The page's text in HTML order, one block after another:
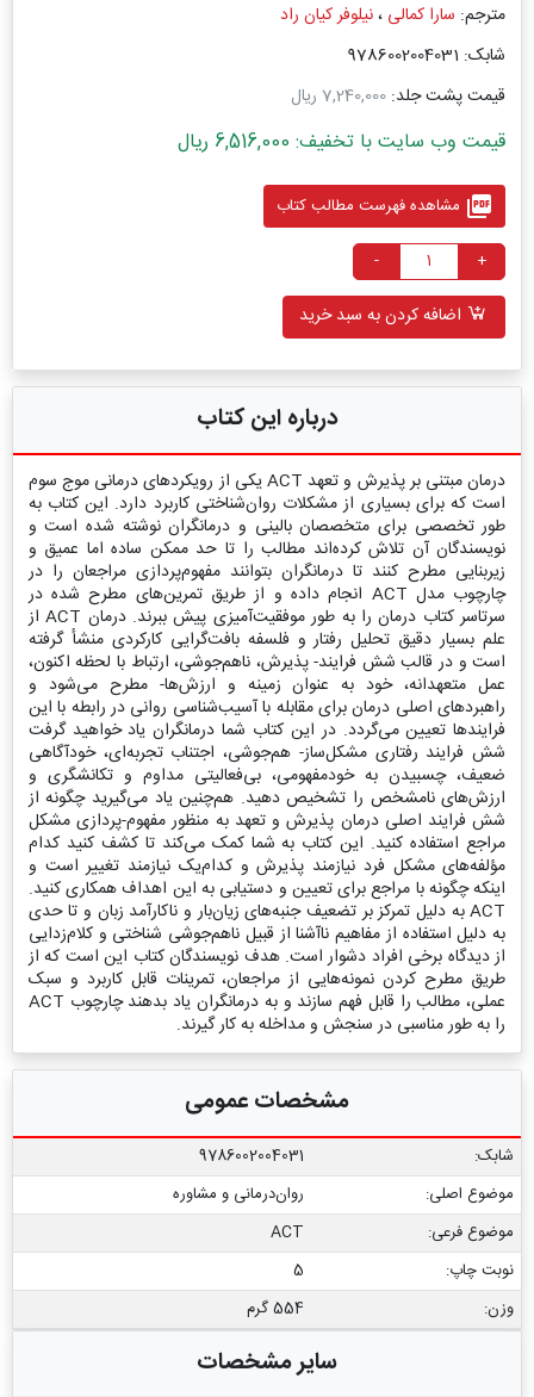
مترجم: سارا کمالی ،نیلوفر کیان راد
شابک: 9786002004031
قیمت پشت جلد: 7,240,000 ریال
قیمت وب سایت با تخفیف: 6,516,000 ریال
picture_as_pdf مشاهده فهرست مطالب کتاب
+
-
اضافه کردن به سبد خرید
درباره این کتاب
درمان مبتنی بر پذیرش و تعهد ACT یکی از رویکردهای درمانی موج سوم
است که برای بسیاری از مشکلات روان‌شناختی کاربرد دارد. این کتاب به
طور تخصصی برای متخصصان بالینی و درمانگران نوشته شده است و
نویسندگان آن تلاش کرده‌اند مطالب را تا حد ممکن ساده اما عمیق و
زیربنایی مطرح کنند تا درمانگران بتوانند مفهوم‌پردازی مراجعان را در
چارچوب مدل ACT انجام داده و از طریق تمرین‌های مطرح شده در
سرتاسر کتاب درمان را به طور موفقیت‌آمیزی پیش ببرند. درمان ACT از
علم بسیار دقیق تحلیل رفتار و فلسفه بافت‌گرایی کارکردی منشأ گرفته
است و در قالب شش فرایند- پذیرش، نا‌هم‌جوشی، ارتباط با لحظه اکنون،
عمل متعهدانه، خود به عنوان زمینه و ارزش‌ها- مطرح می‌شود و
راهبردهای اصلی درمان برای مقابله با آسیب‌شناسی روانی در رابطه با این
فرایندها تعیین می‌گردد. در این کتاب شما درمانگران یاد خواهید گرفت
شش فرایند رفتاری مشکل‌ساز- هم‌جوشی، اجتناب تجربه‌ای، خودآگاهی
ضعیف، چسبیدن به خودمفهومی، بی‌فعالیتی مداوم و تکانشگری و
ارزش‌های نامشخص را تشخیص دهید. هم‌چنین یاد می‌گیرید چگونه از
شش فرایند اصلی درمان پذیرش و تعهد به منظور مفهوم-پردازی مشکل
مراجع استفاده کنید. این کتاب به شما کمک می‌کند تا کشف کنید کدام
مؤلفه‌های مشکل فرد نیازمند پذیرش و کدام‌یک نیازمند تغییر است و
اینکه چگونه با مراجع برای تعیین و دستیابی به این اهداف همکاری کنید.
ACT به دلیل تمرکز بر تضعیف جنبه‌های زیان‌بار و ناکارآمد زبان و تا حدی
به دلیل استفاده از مفاهیم ناآشنا از قبیل ناهم‌جوشی شناختی و کلام‌زدایی
از دیدگاه برخی افراد دشوار است. هدف نویسندگان کتاب این است که از
طریق مطرح کردن نمونه‌هایی از مراجعان، تمرینات قابل کاربرد و سبک
عملی، مطالب را قابل فهم سازند و به درمانگران یاد بدهند چارچوب ACT
را به طور مناسبی در سنجش و مداخله به کار گیرند.
مشخصات عمومی
شابک:
9786002004031
موضوع اصلی:
روان‌درمانی و مشاوره
موضوع فرعی:
ACT
نوبت چاپ:
5
وزن:
554 گرم
سایر مشخصات